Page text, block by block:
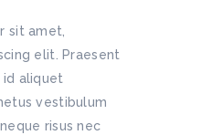
sit amet,
elit. Praesent
id aliquet
vestibulum
risus nec